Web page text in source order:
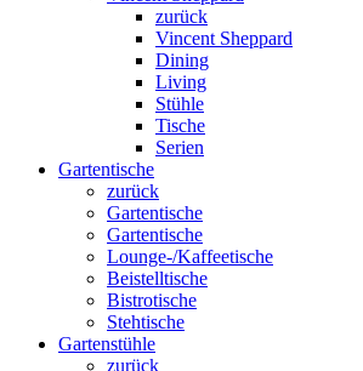
zurück
Vincent Sheppard
Dining
Living
Stühle
Tische
Serien
Gartentische
zurück
Gartentische
Gartentische
Lounge-/Kaffeetische
Beistelltische
Bistrotische
Stehtische
Gartenstühle
zurück